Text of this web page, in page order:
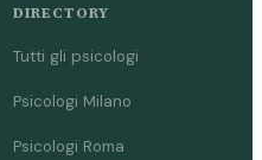
DIRECTORY
Tutti gli psicologi
Psicologi Milano
Psicologi Roma